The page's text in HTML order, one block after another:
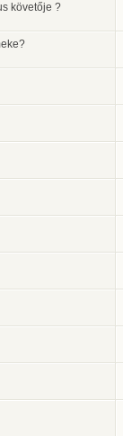
követője ?